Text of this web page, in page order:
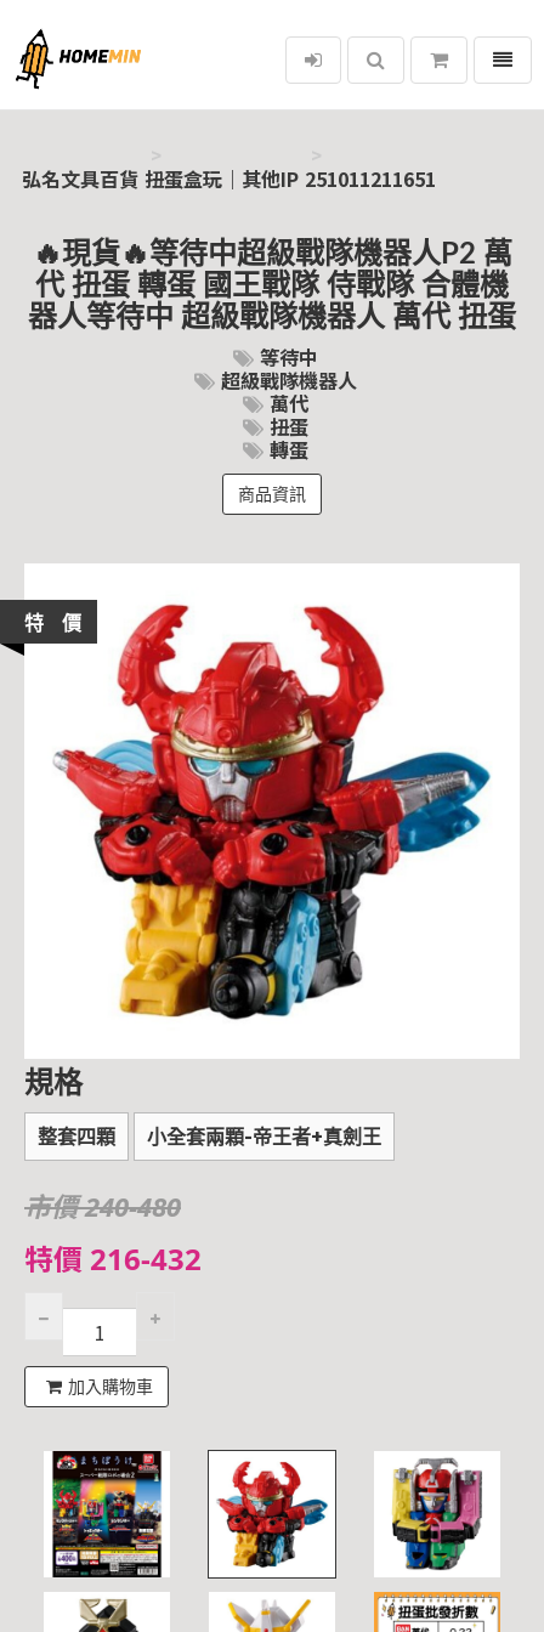
弘名文具百貨
選單
弘名文具百貨 扭蛋盒玩｜其他IP 251011211651
🔥現貨🔥等待中超級戰隊機器人P2 萬
代 扭蛋 轉蛋 國王戰隊 侍戰隊 合體機
器人等待中 超級戰隊機器人 萬代 扭蛋
等待中
超級戰隊機器人
萬代
扭蛋
轉蛋
商品資訊
特 價
規格
整套四顆 小全套兩顆-帝王者+真劍王
市價 240-480
特價 216-432
加入購物車